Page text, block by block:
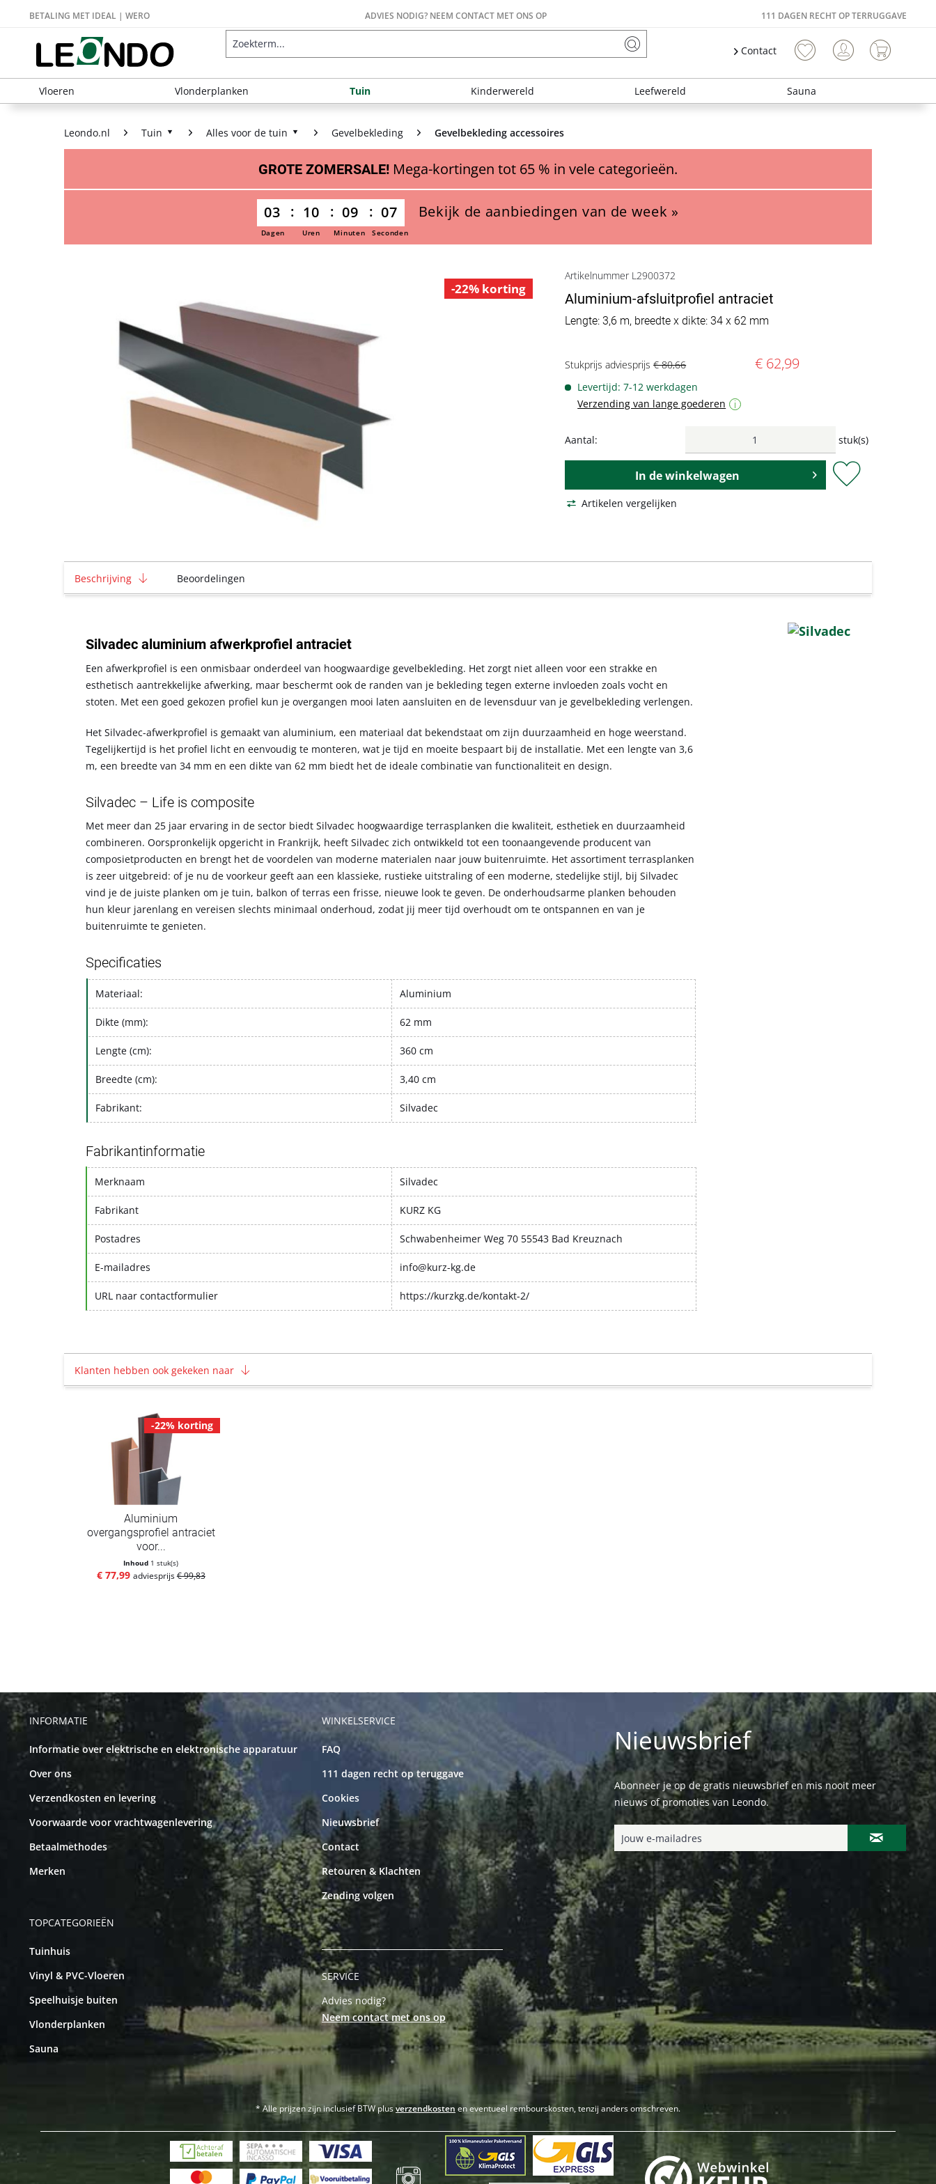
BETALING MET IDEAL | WERO ADVIES NODIG? NEEM CONTACT MET ONS OP 111 DAGEN RECHT OP TERRUGGAVE
Contact
Vloeren Vlonderplanken Tuin Kinderwereld Leefwereld Sauna
Leondo.nl Tuin Alles voor de tuin Gevelbekleding Gevelbekleding accessoires
GROTE ZOMERSALE! Mega-kortingen tot 65 % in vele categorieën.
03 10 09 06
Dagen Uren Minuten Seconden
Bekijk de aanbiedingen van de week »
-22% korting
Artikelnummer L2900372
Aluminium-afsluitprofiel antraciet
Lengte: 3,6 m, breedte x dikte: 34 x 62 mm
Stukprijs adviesprijs€ 80,66 € 62,99
Levertijd: 7-12 werkdagen
Verzending van lange goederen
i
Aantal: stuk(s)
In de winkelwagen
Artikelen vergelijken
Beschrijving Beoordelingen
Silvadec aluminium afwerkprofiel antraciet
Een afwerkprofiel is een onmisbaar onderdeel van hoogwaardige gevelbekleding. Het zorgt niet alleen voor een strakke en
esthetisch aantrekkelijke afwerking, maar beschermt ook de randen van je bekleding tegen externe invloeden zoals vocht en
stoten. Met een goed gekozen profiel kun je overgangen mooi laten aansluiten en de levensduur van je gevelbekleding verlengen.
Het Silvadec-afwerkprofiel is gemaakt van aluminium, een materiaal dat bekendstaat om zijn duurzaamheid en hoge weerstand.
Tegelijkertijd is het profiel licht en eenvoudig te monteren, wat je tijd en moeite bespaart bij de installatie. Met een lengte van 3,6
m, een breedte van 34 mm en een dikte van 62 mm biedt het de ideale combinatie van functionaliteit en design.
Silvadec – Life is composite
Met meer dan 25 jaar ervaring in de sector biedt Silvadec hoogwaardige terrasplanken die kwaliteit, esthetiek en duurzaamheid
combineren. Oorspronkelijk opgericht in Frankrijk, heeft Silvadec zich ontwikkeld tot een toonaangevende producent van
composietproducten en brengt het de voordelen van moderne materialen naar jouw buitenruimte. Het assortiment terrasplanken
is zeer uitgebreid: of je nu de voorkeur geeft aan een klassieke, rustieke uitstraling of een moderne, stedelijke stijl, bij Silvadec
vind je de juiste planken om je tuin, balkon of terras een frisse, nieuwe look te geven. De onderhoudsarme planken behouden
hun kleur jarenlang en vereisen slechts minimaal onderhoud, zodat jij meer tijd overhoudt om te ontspannen en van je
buitenruimte te genieten.
Specificaties
Materiaal: Aluminium
Dikte (mm): 62 mm
Lengte (cm): 360 cm
Breedte (cm): 3,40 cm
Fabrikant: Silvadec
Fabrikantinformatie
Merknaam Silvadec
Fabrikant KURZ KG
Postadres Schwabenheimer Weg 70 55543 Bad Kreuznach
E-mailadres info@kurz-kg.de
URL naar contactformulier https://kurzkg.de/kontakt-2/
Klanten hebben ook gekeken naar
-22% korting
Aluminium
overgangsprofiel antraciet
voor...
Inhoud 1 stuk(s)
€ 77,99 adviesprijs€ 99,83
INFORMATIE
Informatie over elektrische en elektronische apparatuur
Over ons
Verzendkosten en levering
Voorwaarde voor vrachtwagenlevering
Betaalmethodes
Merken
TOPCATEGORIEËN
Tuinhuis
Vinyl & PVC-Vloeren
Speelhuisje buiten
Vlonderplanken
Sauna
WINKELSERVICE
FAQ
111 dagen recht op teruggave
Cookies
Nieuwsbrief
Contact
Retouren & Klachten
Zending volgen
SERVICE
Advies nodig?
Neem contact met ons op
Nieuwsbrief
Abonneer je op de gratis nieuwsbrief en mis nooit meer
nieuws of promoties van Leondo.
* Alle prijzen zijn inclusief BTW plusverzendkosten en eventueel rembourskosten, tenzij anders omschreven.